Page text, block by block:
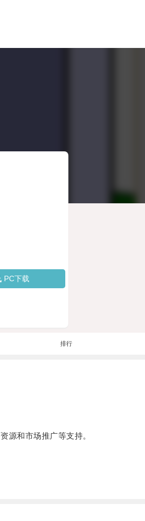
PC下载
排行
源和市场推广等支持。